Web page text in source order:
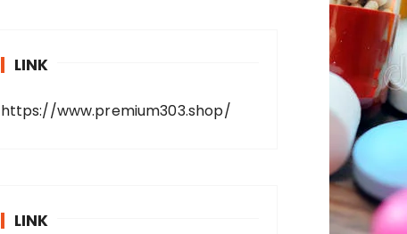
LINK
https://www.premium303.shop/
LINK